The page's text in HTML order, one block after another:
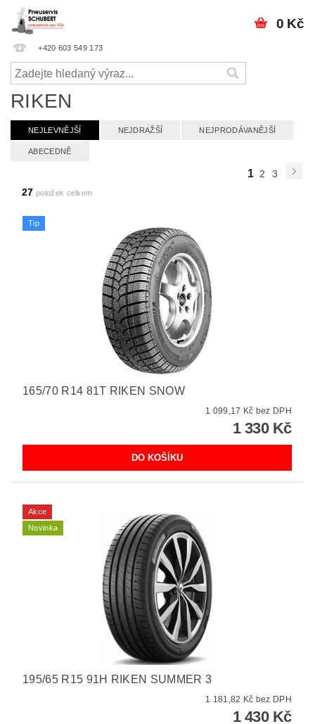
+420 603 549 173
0 Kč
RIKEN
NEJLEVNĚJŠÍ NEJDRAŽŠÍ NEJPRODÁVANĚJŠÍ
ABECEDNĚ
1 2
3
27 položek celkem
Tip
165/70 R14 81T RIKEN SNOW
1 099,17 Kč bez DPH
1 330 Kč
Akce
Novinka
195/65 R15 91H RIKEN SUMMER 3
1 181,82 Kč bez DPH
1 430 Kč